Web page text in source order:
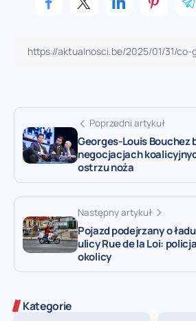
Poprzedni artykuł
Georges-Louis Bouchez
negocjacjach
ostrzu noża
Następny artykuł
Pojazd podejrzany o
ulicy Rue de la Loi:
okolicy
Kategorie